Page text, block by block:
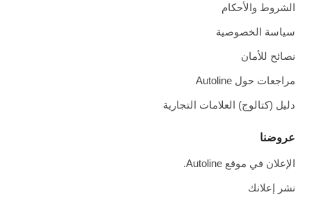
الشروط والأحكام
سياسة الخصوصية
نصائح للأمان
مراجعات حول Autoline
دليل (كتالوج) العلامات التجارية
عروضنا
الإعلان في موقع Autoline.
نشر إعلانك